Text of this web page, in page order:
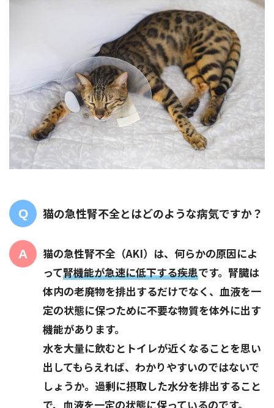
猫の急性腎不全とはどのような病気ですか？
猫の急性腎不全（AKI）は、何らかの原因によ
って腎機能が急速に低下する疾患です。腎臓は
体内の老廃物を排出するだけでなく、血液を一
定の状態に保つために不要な物質を体外に出す
機能があります。
水を大量に飲むとトイレが近くなることを思い
出してもらえれば、わかりやすいのではないで
しょうか。過剰に摂取した水分を排出すること
で、血液を一定の状態に保っているのです。